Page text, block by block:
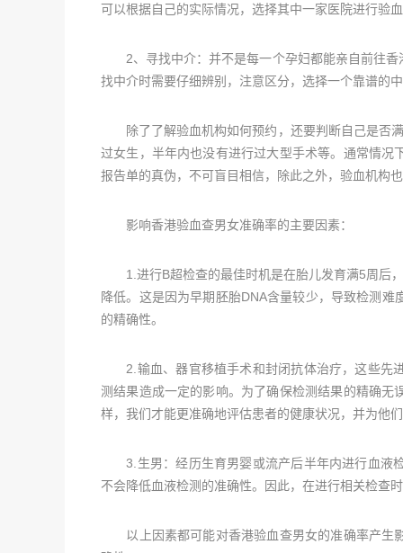
可以根据自己的实际情况，选择其中一家医院进行验
2、寻找中介：并不是每一个孕妇都能亲自前往香
找中介时需要仔细辨别，注意区分，选择一个靠谱的
除了了解验血机构如何预约，还要判断自己是否满
过女生，半年内也没有进行过大型手术等。通常情
报告单的真伪，不可盲目相信，除此之外，验血机构
影响香港验血查男女准确率的主要因素：
1.进行B超检查的最佳时机是在胎儿发育满5周后，
降低。这是因为早期胚胎DNA含量较少，导致检测
的精确性。
2.输血、器官移植手术和封闭抗体治疗，这些先
测结果造成一定的影响。为了确保检测结果的精确
样，我们才能更准确地评估患者的健康状况，并为他
3.生男：经历生育男婴或流产后半年内进行血液
不会降低血液检测的准确性。因此，在进行相关检查
以上因素都可能对香港验血查男女的准确率产生